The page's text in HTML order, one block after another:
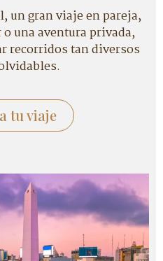
un gran viaje en pareja,
una aventura privada,
recorridos tan diversos
tu viaje